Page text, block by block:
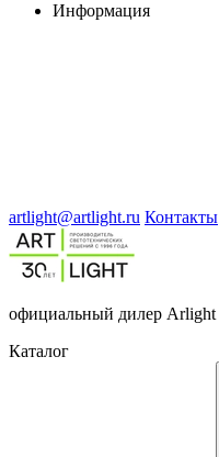
Информация
artlight@artlight.ru Контакты
официальный дилер Arlight
Каталог